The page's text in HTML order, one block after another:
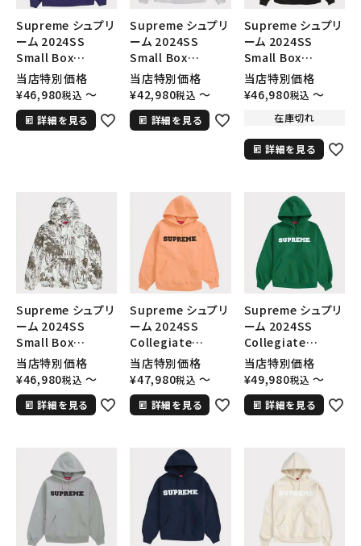
Supreme シュプリ
ーム 2024SS
Small Box
Hooded
Sweatshirt スモ
ールボックスフード
パーカー ウォッシュ
当店特別価格
¥46,980税込 〜
詳細を見る
Supreme シュプリ
ーム 2024SS
Small Box
Hooded
Sweatshirt スモ
ールボックスフード
パーカー アッシュ
当店特別価格
¥42,980税込 〜
詳細を見る
Supreme シュプリ
ーム 2024SS
Small Box
Hooded
Sweatshirt スモ
ールボックスフード
パーカー ブラック
黒
当店特別価格
¥46,980税込 〜
在庫切れ
詳細を見る
Supreme シュプリ
ーム 2024SS
Small Box
Hooded
Sweatshirt スモ
ールボックスフード
パーカー スノーカ
当店特別価格
¥46,980税込 〜
詳細を見る
Supreme シュプリ
ーム 2024SS
Collegiate
Hooded
Sweatshirt カレ
ジエイトフードパー
カー ピーチ
当店特別価格
¥47,980税込 〜
詳細を見る
Supreme シュプリ
ーム 2024SS
Collegiate
Hooded
Sweatshirt カレ
ジエイトフードパー
カー ダークグリー
当店特別価格
¥49,980税込 〜
詳細を見る